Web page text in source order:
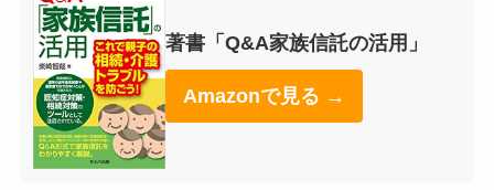
著書「Q&A家族信託の活用」
Amazonで見る →